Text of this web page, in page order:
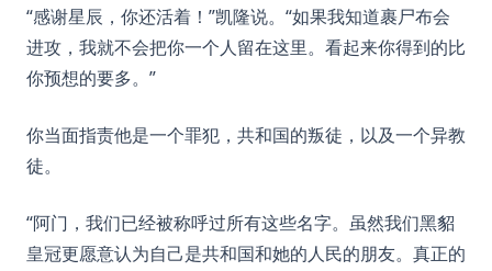
“感谢星辰，你还活着！”凯隆说。“如果我知道裹尸布会
进攻，我就不会把你一个人留在这里。看起来你得到的比
你预想的要多。”
你当面指责他是一个罪犯，共和国的叛徒，以及一个异教
徒。
“阿门，我们已经被称呼过所有这些名字。虽然我们黑貂
皇冠更愿意认为自己是共和国和她的人民的朋友。真正的